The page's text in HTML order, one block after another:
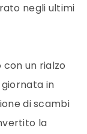
negli ultimi
con un rialzo
in
di scambi
la